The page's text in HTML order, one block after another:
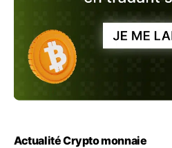
Actualité Crypto monnaie